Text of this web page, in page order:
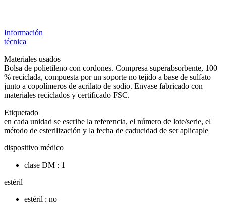
Información
técnica
Materiales usados
Bolsa de polietileno con cordones. Compresa superabsorbente, 100
% reciclada, compuesta por un soporte no tejido a base de sulfato
junto a copolímeros de acrilato de sodio. Envase fabricado con
materiales reciclados y certificado FSC.
Etiquetado
en cada unidad se escribe la referencia, el número de lote/serie, el
método de esterilización y la fecha de caducidad de ser aplicaple
dispositivo médico
clase DM : 1
estéril
estéril : no